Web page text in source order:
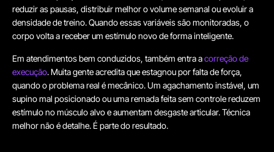
reduzir as pausas, distribuir melhor o volume semanal ou evoluir a
densidade de treino. Quando essas variáveis são monitoradas, o
corpo volta a receber um estímulo novo de forma inteligente.
Em atendimentos bem conduzidos, também entra acorreção de
execução. Muita gente acredita que estagnou por falta de força,
quando o problema real é mecânico. Um agachamento instável, um
supino mal posicionado ou uma remada feita sem controle reduzem
estímulo no músculo alvo e aumentam desgaste articular. Técnica
melhor não é detalhe. É parte do resultado.